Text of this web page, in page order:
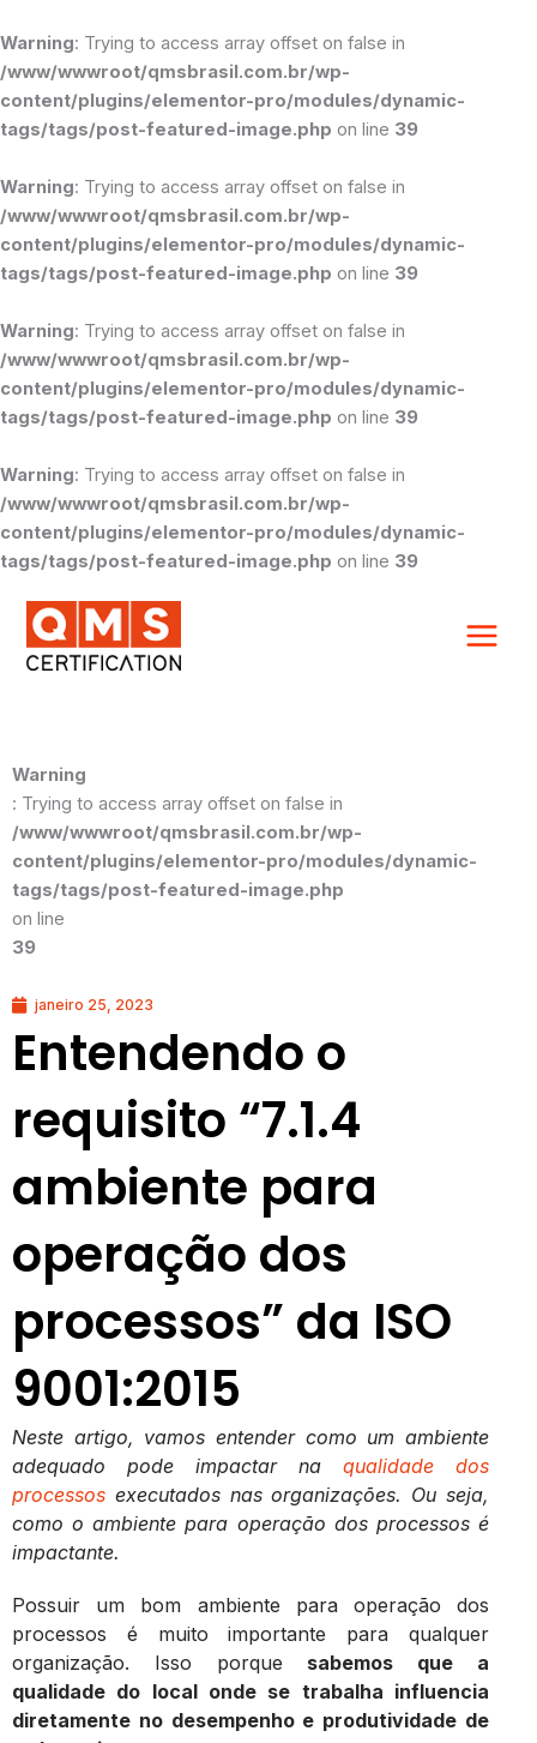
Warning: Trying to access array offset on false in
/www/wwwroot/qmsbrasil.com.br/wp-
content/plugins/elementor-pro/modules/dynamic-
tags/tags/post-featured-image.php on line 39
Warning: Trying to access array offset on false in
/www/wwwroot/qmsbrasil.com.br/wp-
content/plugins/elementor-pro/modules/dynamic-
tags/tags/post-featured-image.php on line 39
Warning: Trying to access array offset on false in
/www/wwwroot/qmsbrasil.com.br/wp-
content/plugins/elementor-pro/modules/dynamic-
tags/tags/post-featured-image.php on line 39
Warning: Trying to access array offset on false in
/www/wwwroot/qmsbrasil.com.br/wp-
content/plugins/elementor-pro/modules/dynamic-
tags/tags/post-featured-image.php on line 39
para
o
conteúdo
Warning
: Trying to access array offset on false in
/www/wwwroot/qmsbrasil.com.br/wp-
content/plugins/elementor-pro/modules/dynamic-
tags/tags/post-featured-image.php
on line
39
janeiro 25, 2023
Entendendo o
requisito “7.1.4
ambiente para
operação dos
processos” da ISO
9001:2015
Neste artigo, vamos entender como um ambiente
adequado pode impactar na qualidade dos
processos executados nas organizações. Ou seja,
como o ambiente para operação dos processos é
impactante.
Possuir um bom ambiente para operação dos
processos é muito importante para qualquer
organização. Isso porque sabemos que a
qualidade do local onde se trabalha influencia
diretamente no desempenho e produtividade de